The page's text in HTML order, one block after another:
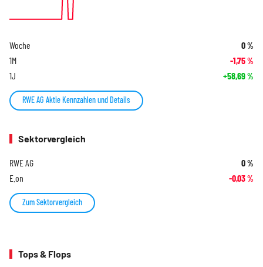
Woche 0%
1M -1,75%
1J +58,69%
RWE AG Aktie Kennzahlen und Details
Sektorvergleich
RWE AG 0%
E.on -0,03%
Zum Sektorvergleich
Tops & Flops